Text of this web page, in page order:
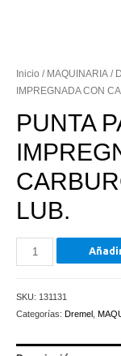
Inicio / MAQUINARIA /
IMPREGNADA CON
PUNTA
LUB.
PUNTA
PARA
IMPREGNADA
CON
SKU: 131131
Categorías: Dremel